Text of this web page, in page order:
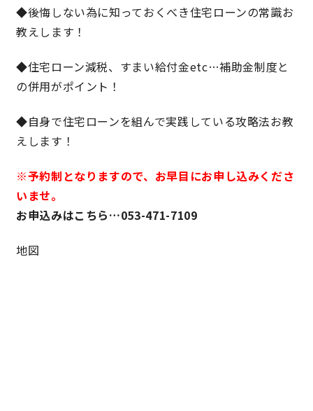
近日分譲予定情報
動画ギャラリー
サイトマップ プライバシーポリシー
◆後悔しない為に知っておくべき住宅ローンの常識お
教えします！
◆住宅ローン減税、すまい給付金etc…補助金制度と
の併用がポイント！
◆自身で住宅ローンを組んで実践している攻略法お教
えします！
※予約制となりますので、お早目にお申し込みくださ
いませ。
お申込みはこちら…053-471-7109
地図